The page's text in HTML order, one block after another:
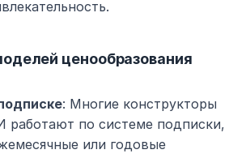
ценообразования
: Многие конструкторы
работают по системе подписки,
или годовые